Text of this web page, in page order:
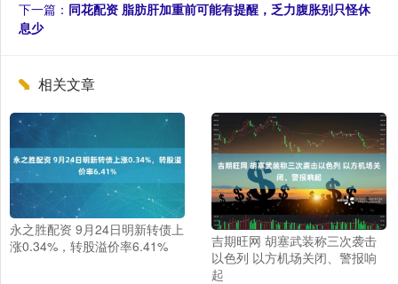
下一篇： 同花配资 脂肪肝加重前可能有提醒，乏力腹胀别只怪休
息少
相关文章
永之胜配资 9月24日明新转债上
涨0.34%，转股溢价率6.41%
吉期旺网 胡塞武装称三次袭击
以色列 以方机场关闭、警报响
起